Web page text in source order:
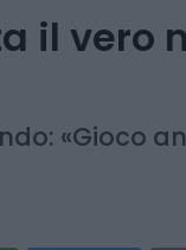
il vero
«Gioco